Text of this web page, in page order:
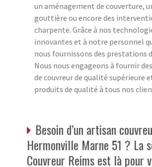
un aménagement de couverture,
gouttière ou encore des
charpente. Grâce à nos
innovantes et à notre personnel
nous fournissons des prestations
Nous nous engageons à fournir
de couvreur de qualité supérieure
produits de qualité à tous nos
Besoin d’un artisan
Hermonville Marne 51 ? La
Couvreur Reims est là pour